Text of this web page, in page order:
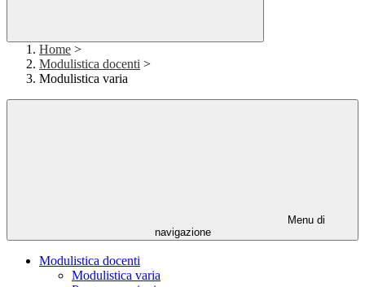
Home >
Modulistica docenti >
Modulistica varia
Menu di
navigazione
Modulistica docenti
Modulistica varia